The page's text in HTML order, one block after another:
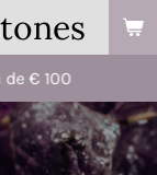
€ 100